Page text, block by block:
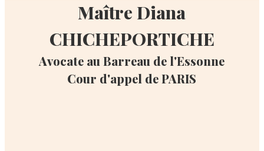
Maître Diana
CHICHEPORTICHE
Avocate au Barreau de l'Essonne
Cour d'appel de PARIS